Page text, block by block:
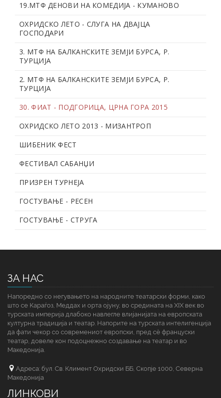
19.МТФ ДЕНОВИ НА КОМЕДИЈА - КУМАНОВО
ОХРИДСКО ЛЕТО - СЛУГА НА ДВАЈЦА
ГОСПОДАРИ
3. МТФ НА БАЛКАНСКИТЕ ЗЕМЈИ БУРСА, Р.
ТУРЦИЈА
2. МТФ НА БАЛКАНСКИТЕ ЗЕМЈИ БУРСА, Р.
ТУРЦИЈА
30. ФИАТ - ПОДГОРИЦА, ЦРНА ГОРА 2015
ОХРИДСКО ЛЕТО 2013 - МИЗАНТРОП
ШИБЕНИК ФЕСТ
ФЕСТИВАЛ САБАНЏИ
ПРИЗРЕН ТУРНЕЈА
ГОСТУВАЊЕ - РЕСЕН
ГОСТУВАЊЕ - СТРУГА
ЗА НАС
Напоредно со негувањето на народните театарски форми, како
што се Караѓоз, Меддах и орта ојуну, во средината на XIX век во
турската империја длабоко навлегле влијанијата на европската
културна традиција и театар. Напорите на турската интелигенција
да фати чекор со современиот европски, пред сè француски
театар, довеле кон подоцнежно создавање на театар и во
Македонија.
Адреса: бул. Св. Климент Охридски ББ, Скопје 1000, Северна
Македонија
ЛИНКОВИ